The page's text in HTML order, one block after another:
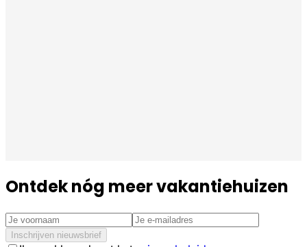
Ontdek nóg meer vakantiehuizen
Inschrijven nieuwsbrief